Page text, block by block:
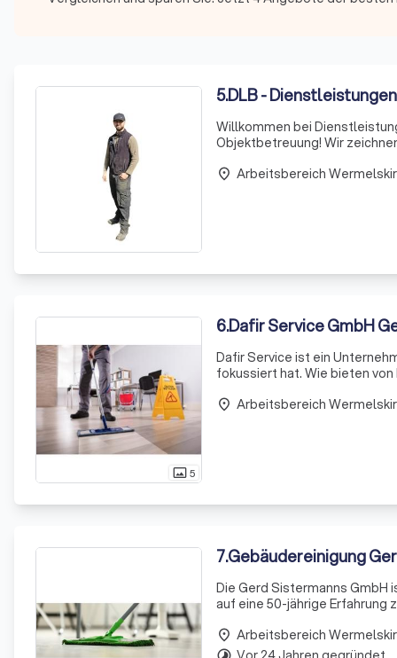
5.DLB -
Willkommen bei
Objektbetreuung! Wir
Treppenh
place Arbeitsbereich
photo_size_select_actual5
6.Dafir Service GmbH
Dafir Service ist ein
fokussiert hat. Wie bieten
place Arbeitsbereich
7.Gebäudereinigung
Die Gerd Sistermanns GmbH
auf eine 50-jährige Erfahrung
place Arbeitsbereich